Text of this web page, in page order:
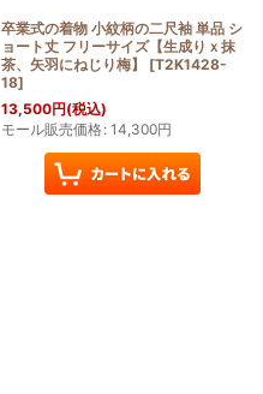
卒業式の着物 小紋柄の二尺袖 単品 シ
ョート丈 フリーサイズ【生成りｘ抹
茶、矢羽にねじり梅】
[T2K1428-
18]
13,500円(税込)
モール販売価格: 14,300円